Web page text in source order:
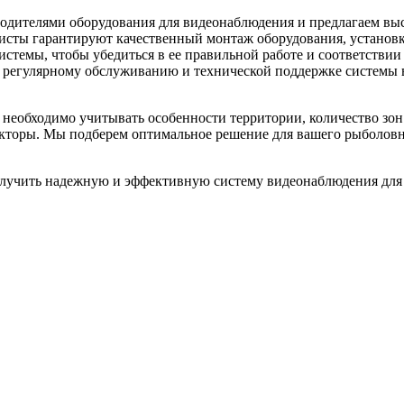
оборудования для видеонаблюдения и предлагаем
гарантируют качественный монтаж оборудования,
чтобы убедиться в ее правильной работе и
обслуживанию и технической поддержке системы
учитывать особенности территории, количество
Мы подберем оптимальное решение для вашего
надежную и эффективную систему видеонаблюдения для